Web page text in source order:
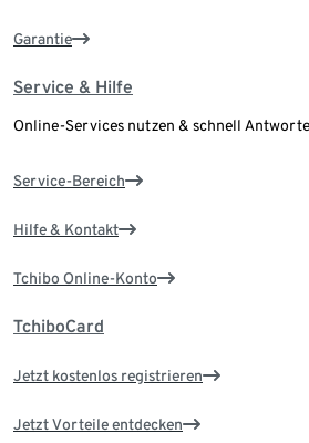
Garantie
Service & Hilfe
Online-Services nutzen & schnell
Service-Bereich
Hilfe & Kontakt
Tchibo Online-Konto
TchiboCard
Jetzt kostenlos registrieren
Jetzt Vorteile entdecken